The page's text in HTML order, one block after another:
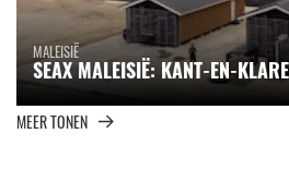
MALEISIË
SEAX MALEISIË: KANT-EN-
MEER TONEN